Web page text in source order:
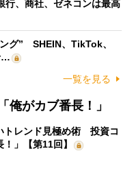
行、商社、ゼネコンは最高
グ” SHEIN、TikTok、
…
一覧を見る
俺がカブ番長！」
トレンド見極め術 投資コ
」【第11回】